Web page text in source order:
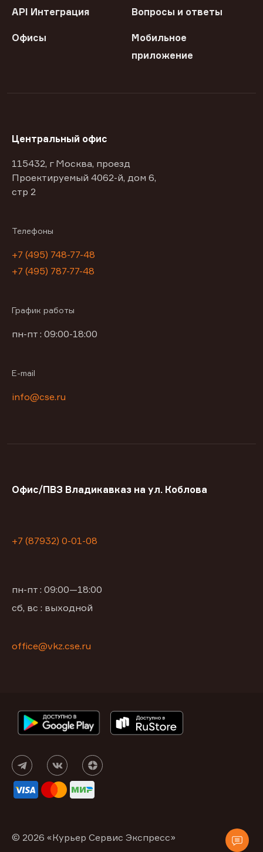
API Интеграция Вопросы и ответы
Офисы
Мобильное
приложение
Центральный офис
115432, г Москва, проезд
Проектируемый 4062-й, дом 6,
стр 2
Телефоны
+7 (495) 748-77-48
+7 (495) 787-77-48
График работы
пн-пт : 09:00-18:00
E-mail
info@cse.ru
Офис/ПВЗ Владикавказ на ул. Коблова
+7 (87932) 0-01-08
пн-пт : 09:00—18:00
сб, вс : выходной
office@vkz.cse.ru
© 2026 «Курьер Сервис Экспресс»